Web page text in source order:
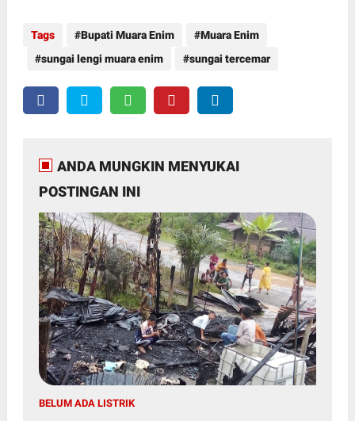
Tags Bupati Muara Enim
Muara Enim
sungai lengi muara enim
sungai tercemar
ANDA MUNGKIN MENYUKAI
POSTINGAN INI
BELUM ADA LISTRIK